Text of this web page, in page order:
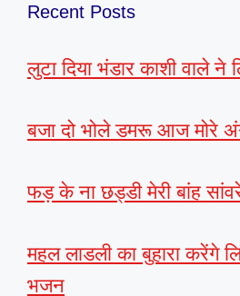
Recent Posts
लुटा दिया भंडार काशी वाले
बजा दो भोले डमरू आज मोरे
फड़ के ना छड्डी मेरी बांह
महल लाडली का बुहारा करेंगे
भजन